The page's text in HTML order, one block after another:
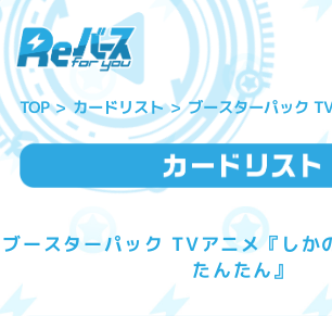
TOP カードリスト ブースターパック
ブースターパック TVアニメ『しか
たんたん』